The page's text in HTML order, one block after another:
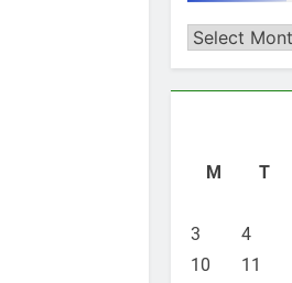
Archives
M
T
3
4
10
11